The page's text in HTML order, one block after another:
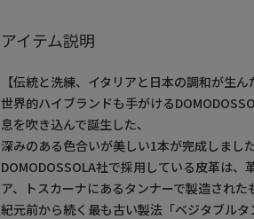
アイテム説明
【伝統と洗練、イタリアと日本の調和が生ん
世界的ハイブランドも手がける
息を吹き込んで誕生した、
深みのある色合いが美しい1本が完成しました
DOMODOSSOLA社で採用している皮革は
ア、トスカーナにあるタンナーで製造された
紀元前から続く最も古い製法「ベジタブル